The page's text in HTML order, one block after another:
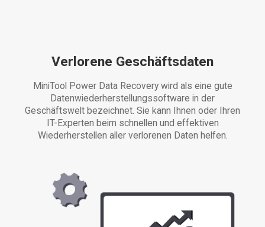
Verlorene Geschäftsdaten
MiniTool Power Data Recovery wird als eine gute
Datenwiederherstellungssoftware in der
Geschäftswelt bezeichnet. Sie kann Ihnen oder Ihren
IT-Experten beim schnellen und effektiven
Wiederherstellen aller verlorenen Daten helfen.